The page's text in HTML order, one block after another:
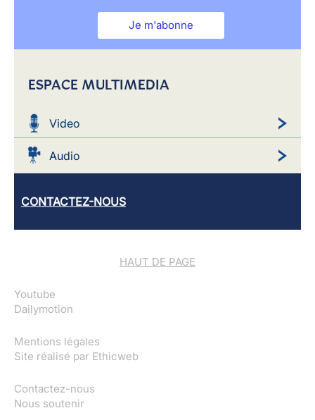
Je m'abonne
ESPACE MULTIMEDIA
Video
Audio
CONTACTEZ-NOUS
HAUT DE PAGE
Youtube
Dailymotion
Mentions légales
Site réalisé par Ethicweb
Contactez-nous
Nous soutenir